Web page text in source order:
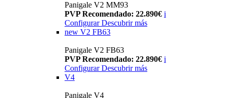
Panigale V2 MM93
PVP Recomendado: 22.890€ i
Configurar Descubrir más
new V2 FB63
Panigale V2 FB63
PVP Recomendado: 22.890€ i
Configurar Descubrir más
V4
Panigale V4